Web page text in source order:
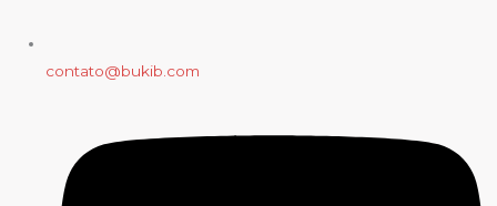
contato@bukib.com